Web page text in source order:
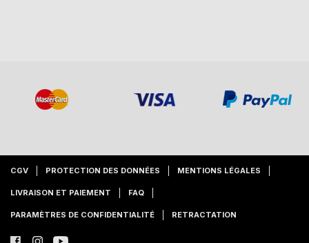
CGV PROTECTION DES DONNÉES MENTIONS LÉGALES
LIVRAISON ET PAIEMENT FAQ
PARAMÈTRES DE CONFIDENTIALITÉ RETRACTATION